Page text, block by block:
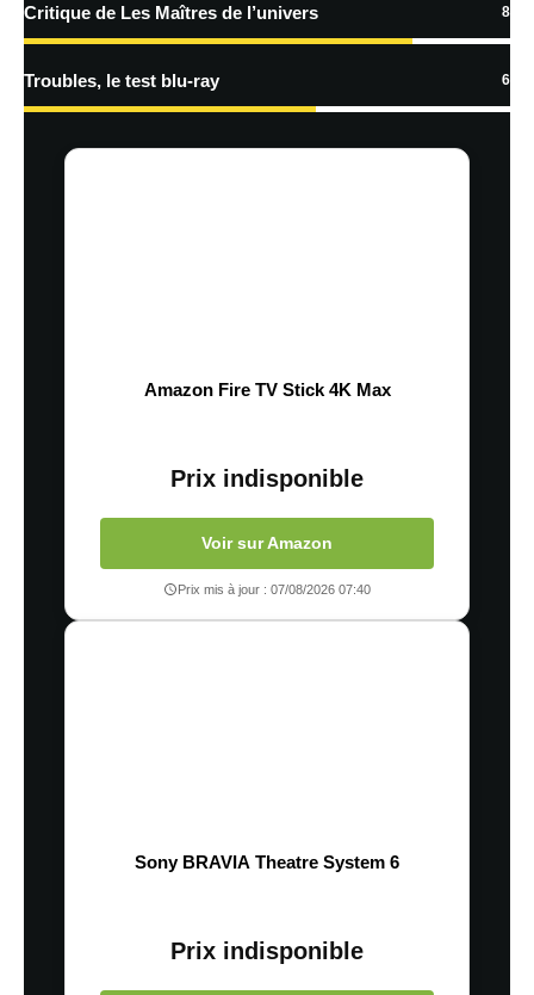
Critique de Les Maîtres de l’univers 8
Troubles, le test blu-ray 6
Amazon Fire TV Stick 4K Max
Prix indisponible
Voir sur Amazon
Prix mis à jour : 07/08/2026 07:40
Sony BRAVIA Theatre System 6
Prix indisponible